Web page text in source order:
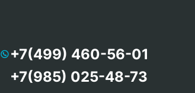
+7(499) 460-56-01
+7(985) 025-48-73